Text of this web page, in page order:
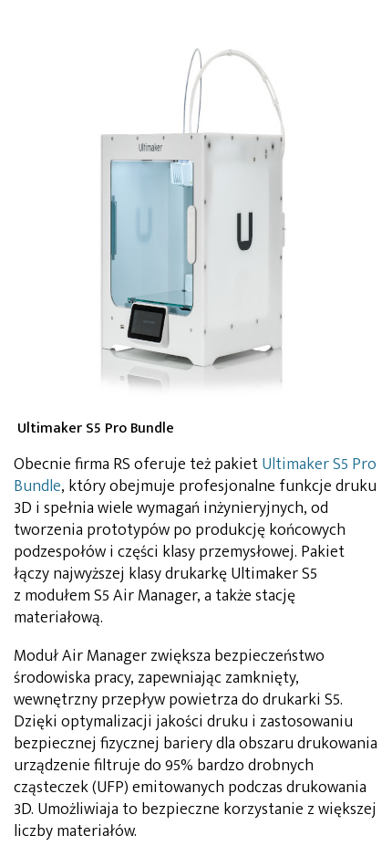
Ultimaker S5 Pro Bundle
Obecnie firma RS oferuje też pakietUltimaker S5 Pro
Bundle, który obejmuje profesjonalne funkcje druku
3D i spełnia wiele wymagań inżynieryjnych, od
tworzenia prototypów po produkcję końcowych
podzespołów i części klasy przemysłowej. Pakiet
łączy najwyższej klasy drukarkę Ultimaker S5
z modułem S5 Air Manager, a także stację
materiałową.
Moduł Air Manager zwiększa bezpieczeństwo
środowiska pracy, zapewniając zamknięty,
wewnętrzny przepływ powietrza do drukarki S5.
Dzięki optymalizacji jakości druku i zastosowaniu
bezpiecznej fizycznej bariery dla obszaru drukowania
urządzenie filtruje do 95% bardzo drobnych
cząsteczek (UFP) emitowanych podczas drukowania
3D. Umożliwiaja to bezpieczne korzystanie z większej
liczby materiałów.